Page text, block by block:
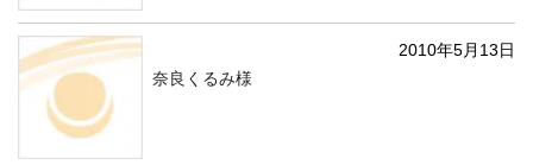
2010年5月13日
奈良くるみ様